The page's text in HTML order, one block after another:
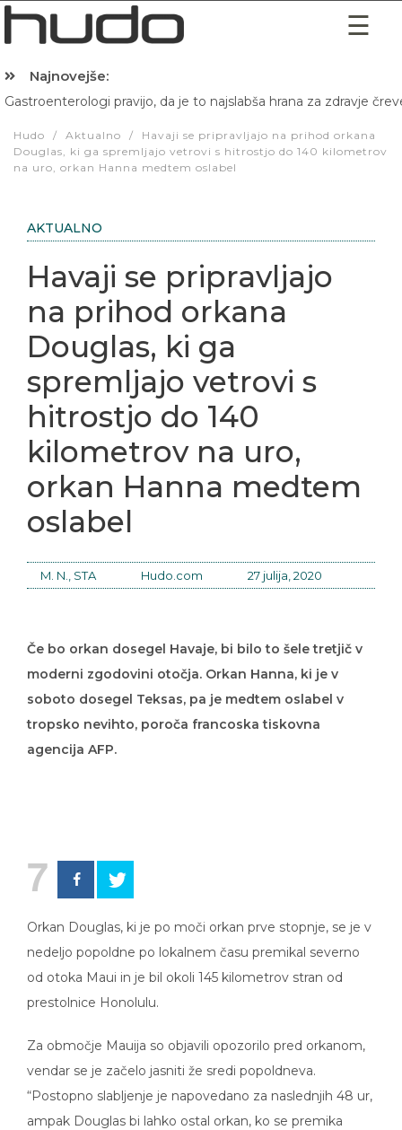
Najnovejše:
Gastroenterologi pravijo, da je to najslabša hrana za zdravje
Hudo / Aktualno /
Havaji se pripravljajo na prihod orkana
Douglas, ki ga spremljajo vetrovi s hitrostjo do 140 kilometrov
na uro, orkan Hanna medtem oslabel
AKTUALNO
Havaji se pripravljajo
na prihod orkana
Douglas, ki ga
spremljajo vetrovi s
hitrostjo do 140
kilometrov na uro,
orkan Hanna medtem
oslabel
M. N., STA Hudo.com 27 julija, 2020
Če bo orkan dosegel Havaje, bi bilo to šele tretjič v
moderni zgodovini otočja. Orkan Hanna, ki je v
soboto dosegel Teksas, pa je medtem oslabel v
tropsko nevihto, poroča francoska tiskovna
agencija AFP.
7
Orkan Douglas, ki je po moči orkan prve stopnje, se je v
nedeljo popoldne po lokalnem času premikal severno
od otoka Maui in je bil okoli 145 kilometrov stran od
prestolnice Honolulu.
Za območje Mauija so objavili opozorilo pred orkanom,
vendar se je začelo jasniti že sredi popoldneva.
“Postopno slabljenje je napovedano za naslednjih 48 ur,
ampak Douglas bi lahko ostal orkan, ko se premika